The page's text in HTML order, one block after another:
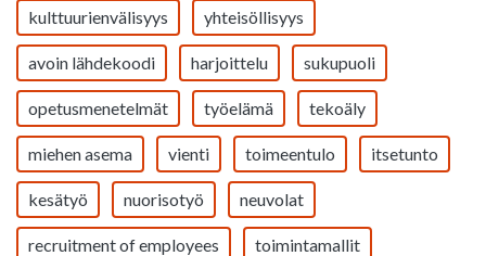
kulttuurienvälisyys yhteisöllisyys
avoin lähdekoodi harjoittelu sukupuoli
opetusmenetelmät työelämä tekoäly
miehen asema vienti toimeentulo itsetunto
kesätyö nuorisotyö neuvolat
recruitment of employees toimintamallit